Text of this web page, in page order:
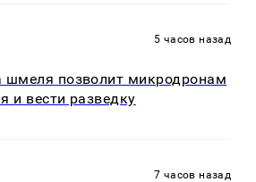
5 часов назад
шмеля позволит микродронам
и вести разведку
7 часов назад